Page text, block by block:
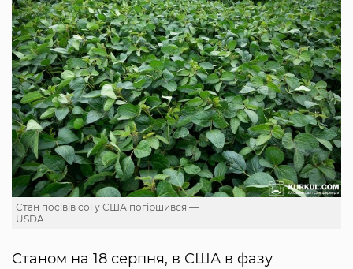
Стан посівів сої у США погіршився —
USDA
Станом на 18 серпня, в США в фазу